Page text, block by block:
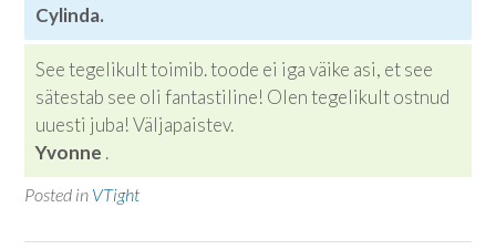
Cylinda.
See tegelikult toimib. toode ei iga väike asi, et see
sätestab see oli fantastiline! Olen tegelikult ostnud
uuesti juba! Väljapaistev.
Yvonne .
Posted in VTight